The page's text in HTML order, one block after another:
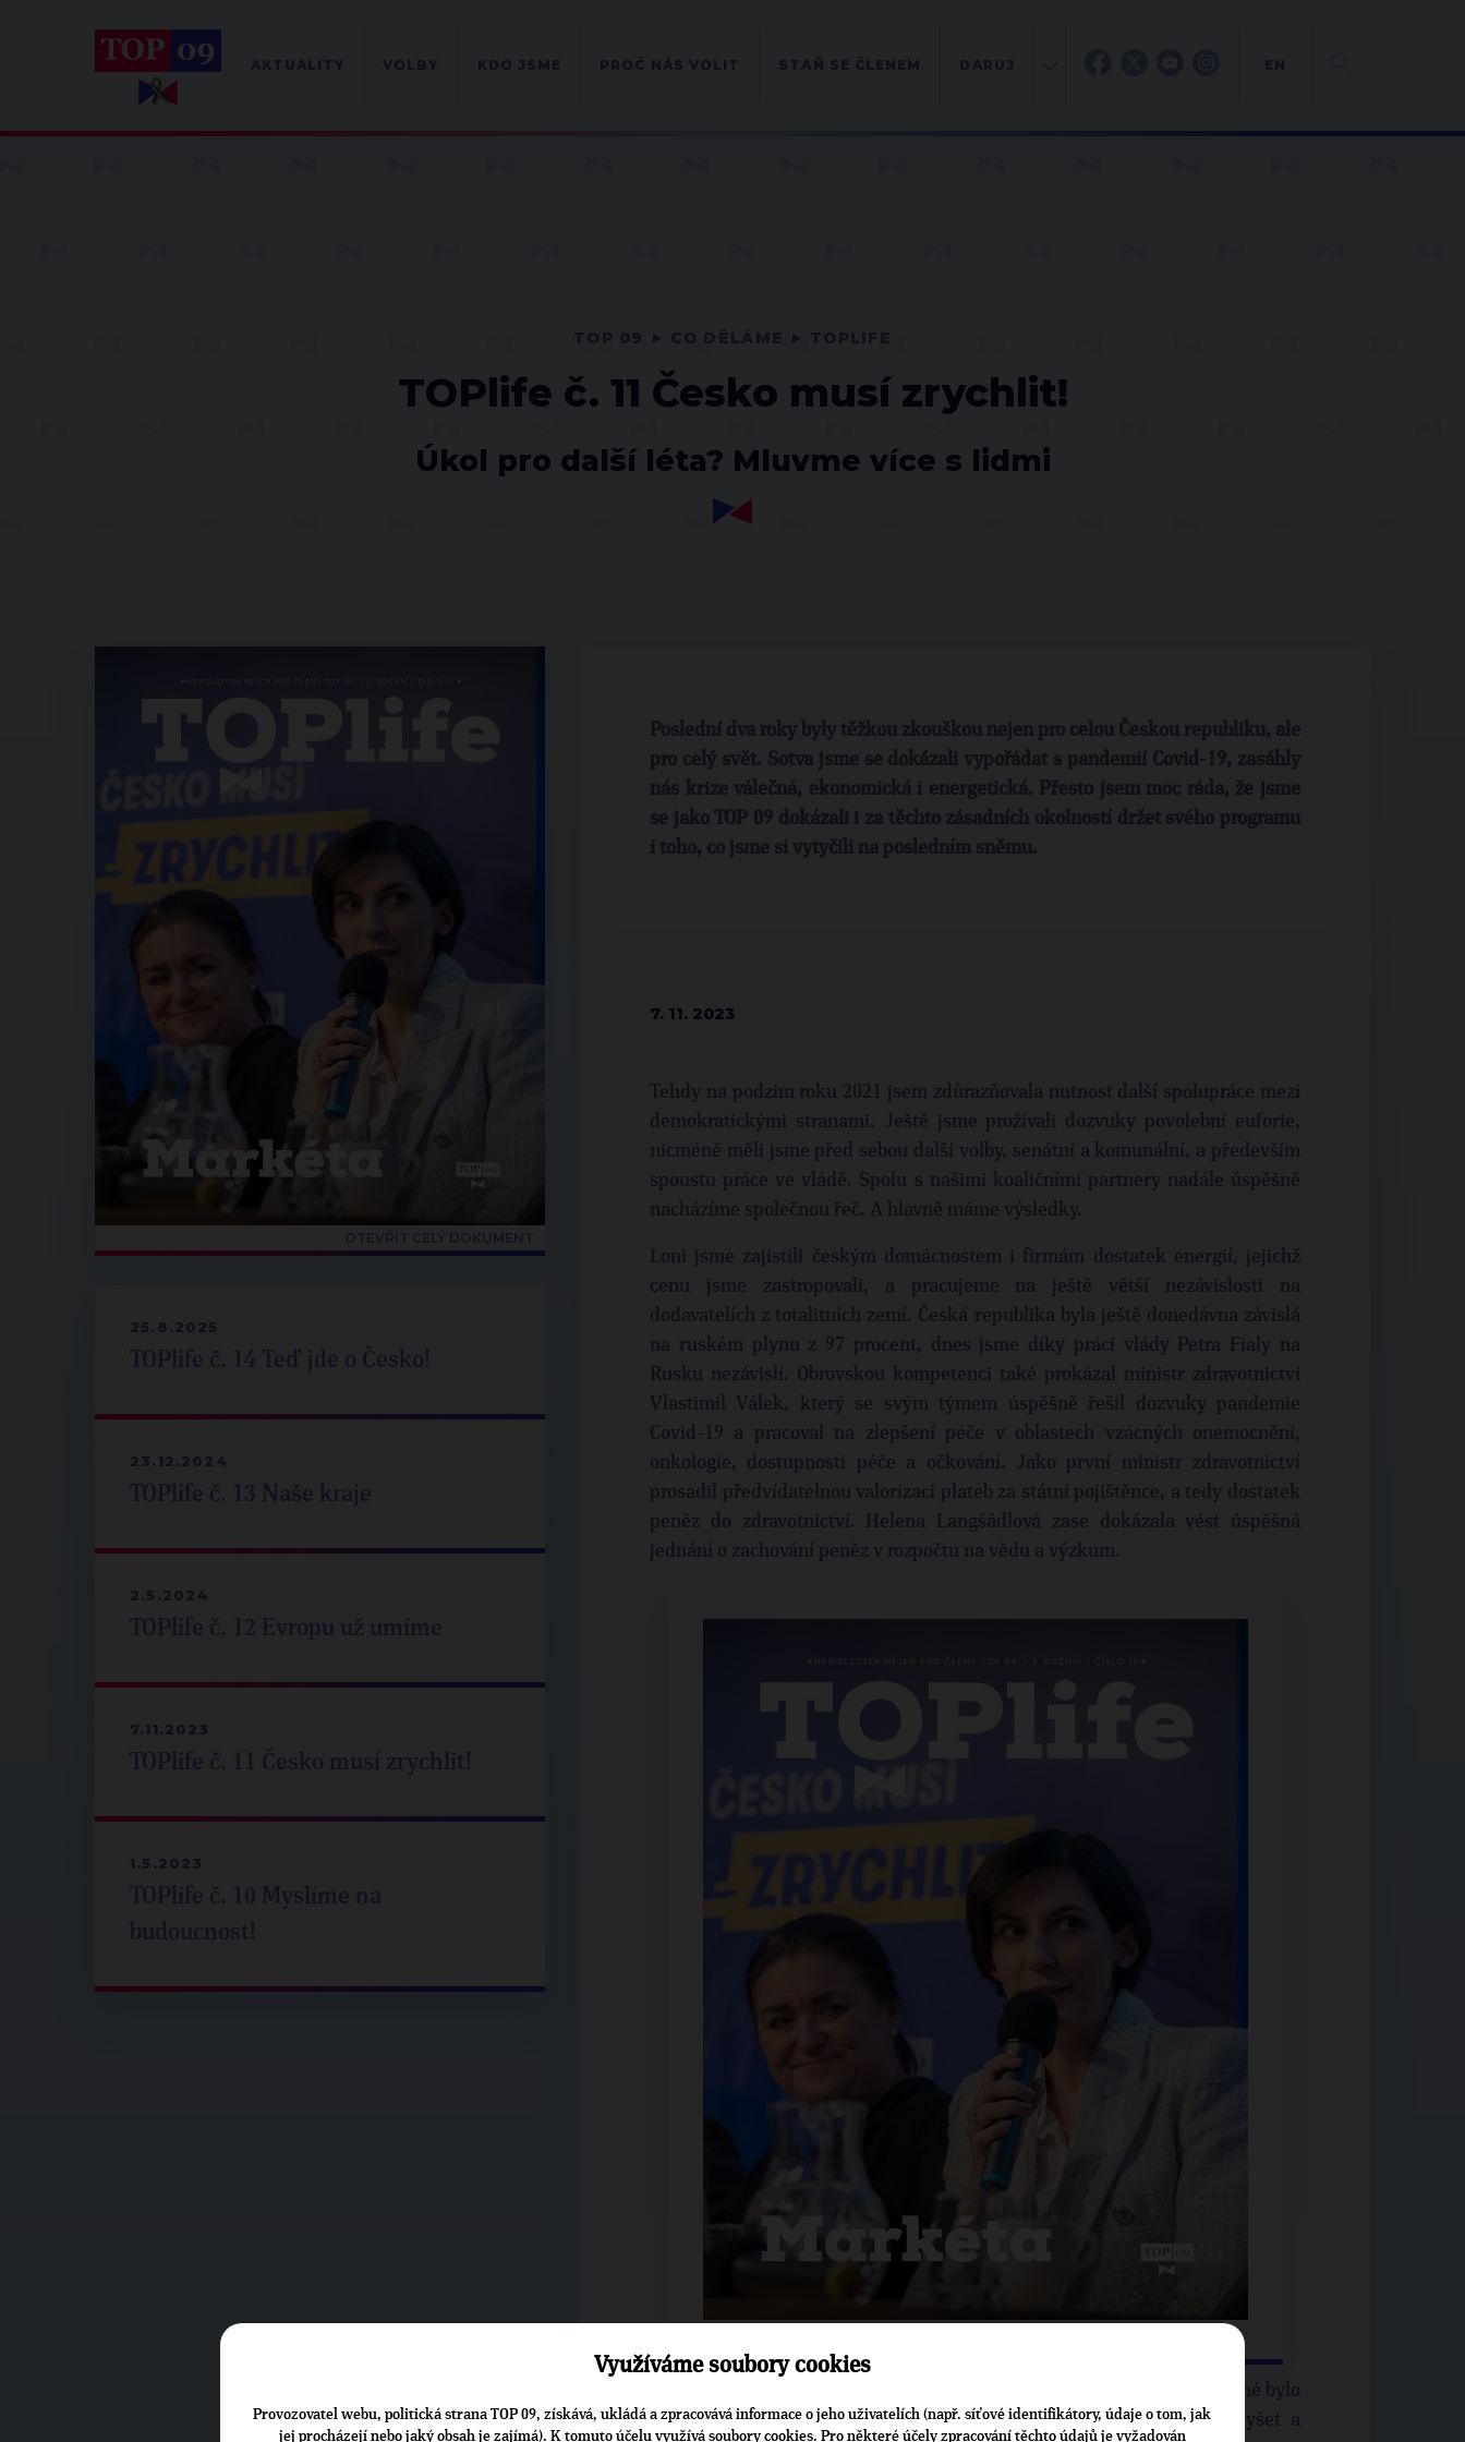
TOPlife č. 11 Česko musí zrychlit!
Úkol pro další léta? Mluvme více s lidmi
25.8.2025
23.12.2024
2.5.2024
7.11.2023
1.5.2023
Poslední dva roky byly těžkou zkouškou nejen pro celou Českou republiku, ale
pro celý svět. Sotva jsme se dokázali vypořádat s pandemií Covid-19, zasáhly
nás krize válečná, ekonomická i energetická. Přesto jsem moc ráda, že jsme
se jako TOP 09 dokázali i za těchto zásadních okolností držet svého programu
i toho, co jsme si vytyčili na posledním sněmu.
7. 11. 2023
Tehdy na podzim roku 2021 jsem zdůrazňovala nutnost další spolupráce mezi
demokratickými stranami. Ještě jsme prožívali dozvuky povolební euforie,
nicméně měli jsme před sebou další volby, senátní a komunální, a především
spoustu práce ve vládě. Spolu s našimi koaličními partnery nadále úspěšně
nacházíme společnou řeč. A hlavně máme výsledky.
Loni jsme zajistili českým domácnostem i firmám dostatek energií, jejichž
cenu jsme zastropovali, a pracujeme na ještě větší nezávislosti na
dodavatelích z totalitních zemí. Česká republika byla ještě donedávna závislá
na ruském plynu z 97 procent, dnes jsme díky práci vlády Petra Fialy na
Rusku nezávislí. Obrovskou kompetenci také prokázal ministr zdravotnictví
Vlastimil Válek, který se svým týmem úspěšně řešil dozvuky pandemie
Covid-19 a pracoval na zlepšení péče v oblastech vzácných onemocnění,
onkologie, dostupnosti péče a očkování. Jako první ministr zdravotnictví
prosadil předvídatelnou valorizaci plateb za státní pojištěnce, a tedy dostatek
peněz do zdravotnictví. Helena Langšádlová zase dokázala vést úspěšná
jednání o zachování peněz v rozpočtu na vědu a výzkum.
Vláda intenzivně řeší důsledky války na Ukrajině a jednoznačně úspěšné bylo
i předsednictví Rady EU. Během něho byl hlas naší země jasně slyšet a
Využíváme soubory cookies
Provozovatel webu, politická strana TOP 09, získává, ukládá a zpracovává informace o jeho uživatelích (např. síťové identifikátory, údaje o tom, jak
jej procházejí nebo jaký obsah je zajímá). K tomuto účelu využívá soubory cookies. Pro některé účely zpracování těchto údajů je vyžadován